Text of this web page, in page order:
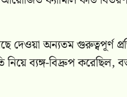
দেওয়া অন্যতম গুরুত্বপূর্ণ
নিয়ে ব্যঙ্গ-বিদ্রুপ করেছিল,